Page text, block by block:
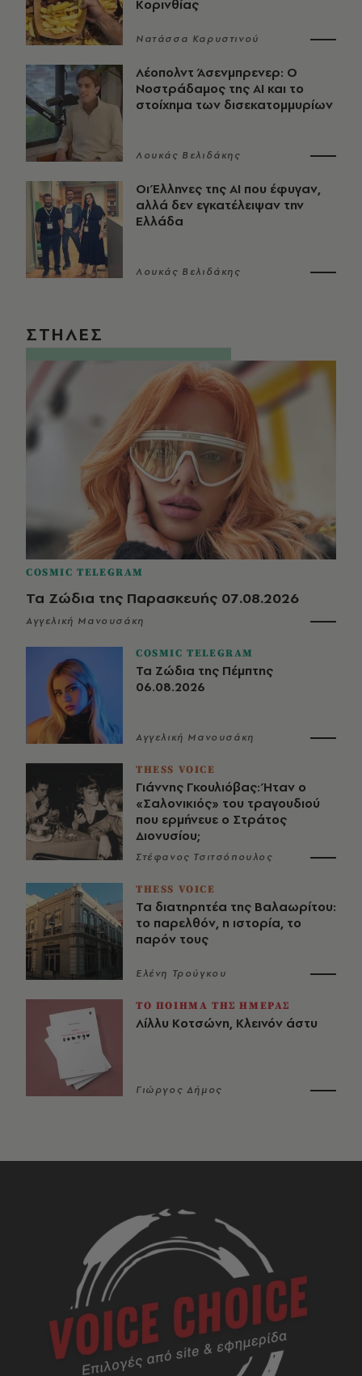
Κορινθίας
Νατάσσα Καρυστινού
Λέοπολντ Άσενμπρενερ: Ο
Νοστράδαμος της AI και το
στοίχημα των δισεκατομμυρίων
Λουκάς Βελιδάκης
Οι Έλληνες της ΑΙ που έφυγαν,
αλλά δεν εγκατέλειψαν την
Ελλάδα
Λουκάς Βελιδάκης
ΣΤΗΛΕΣ
COSMIC TELEGRAM
Τα Ζώδια της Παρασκευής 07.08.2026
Αγγελική Μανουσάκη
COSMIC TELEGRAM
Τα Ζώδια της Πέμπτης
06.08.2026
Αγγελική Μανουσάκη
THESS VOICE
Γιάννης Γκουλιόβας: Ήταν ο
«Σαλονικιός» του τραγουδιού
που ερμήνευε ο Στράτος
Διονυσίου;
Στέφανος Τσιτσόπουλος
THESS VOICE
Τα διατηρητέα της Βαλαωρίτου:
το παρελθόν, η ιστορία, το
παρόν τους
Ελένη Τρούγκου
ΤΟ ΠΟΙΗΜΑ ΤΗΣ ΗΜΕΡΑΣ
Λίλλυ Κοτσώνη, Κλεινόν άστυ
Γιώργος Δήμος